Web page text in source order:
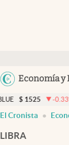
Economía y
Members
Economía y Política
Finanzas y Mercados
Mercados
-0.33%
El Cronista
LIBRA